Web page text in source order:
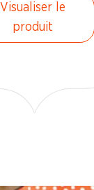
Visualiser le
produit